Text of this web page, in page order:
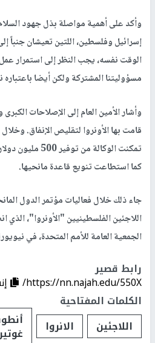
وأكد على أهمية مواصلة بذل جهود
إسرائيل وفلسطين، اللتين تعيشان
الوقت نفسه، يجب النظر إلى استمرار
مسؤوليتنا المشتركة ولكن أيضا
وأشار الأمين العام إلى الإصلاحات
قامت بها الأونروا لتقليص الإنفاق.
تمكنت الوكالة من
كما استطاعت تنويع قاعدة مانحيها.
جاء ذلك خلال فعاليات مؤتمر الدول
اللاجئين الفلسطينيين "الأونروا"، الذي
الجمعية العامة للأمم المتحدة، في
رابط قصير
https://nn.najah.edu/550X/
الكلمات المفتاحية
اللاجئين
الانروا